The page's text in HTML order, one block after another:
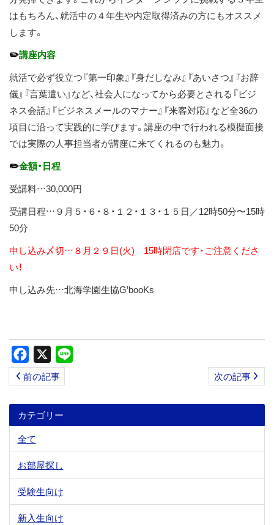
はもちろん、就活中の４年生や内定取得済みの方にもオススメ
します。
✏️講座内容
就活で必ず役立つ『第一印象』『身だしなみ』『あいさつ』『お辞
儀』『言葉遣い』など、社会人になってから必要とされる『ビジ
ネス会話』『ビジネスメールのマナー』『来客対応』など全36の
項目に沿って実践的に学びます。講座の中で行われる模擬面接
では実際の人事担当者が講座に来てくれるのも魅力。
✏️金額・日程
受講料…30,000円
受講日程…９月５・６・８・１２・１３・１５日／12時50分〜15時
50分
申し込み〆切…８月２９日(火) 15時閉店です・ご注意くださ
い！
申し込み先…北海学園生協G’booKs
Facebook
前の記事 次の記事
カテゴリー
全て
お部屋探し
受験生向け
新入生向け